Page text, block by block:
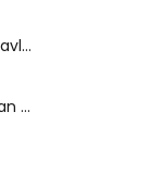
Kedimin Gece Bağırırcasına Miyavlaması
Köpeğim Evde Tekken Durmadan Havlıyor